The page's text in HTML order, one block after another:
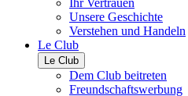
Ihr Vertrauen
Unsere Geschichte
Verstehen und Handeln
Le Club
Le Club
Dem Club beitreten
Freundschaftswerbung